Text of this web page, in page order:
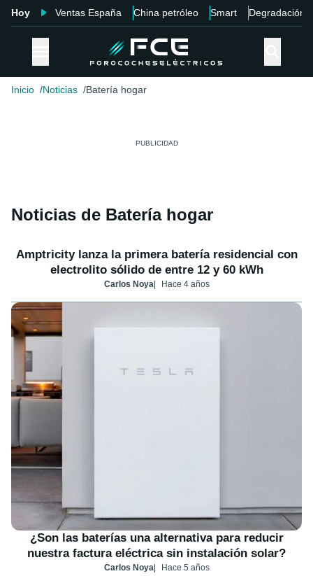
Hoy Ventas España China petróleo Smart Degradación
Inicio Noticias Batería hogar
Noticias de Batería hogar
Amptricity lanza la primera batería residencial con
electrolito sólido de entre 12 y 60 kWh
Carlos Noya Hace 4 años
¿Son las baterías una alternativa para reducir
nuestra factura eléctrica sin instalación solar?
Carlos Noya Hace 5 años